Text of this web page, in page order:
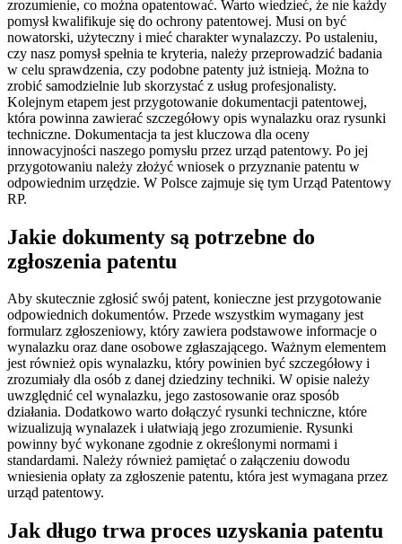
zrozumienie, co można opatentować. Warto wiedzieć, że nie każdy
pomysł kwalifikuje się do ochrony patentowej. Musi on być
nowatorski, użyteczny i mieć charakter wynalazczy. Po ustaleniu,
czy nasz pomysł spełnia te kryteria, należy przeprowadzić badania
w celu sprawdzenia, czy podobne patenty już istnieją. Można to
zrobić samodzielnie lub skorzystać z usług profesjonalisty.
Kolejnym etapem jest przygotowanie dokumentacji patentowej,
która powinna zawierać szczegółowy opis wynalazku oraz rysunki
techniczne. Dokumentacja ta jest kluczowa dla oceny
innowacyjności naszego pomysłu przez urząd patentowy. Po jej
przygotowaniu należy złożyć wniosek o przyznanie patentu w
odpowiednim urzędzie. W Polsce zajmuje się tym Urząd Patentowy
RP.
Jakie dokumenty są potrzebne do
zgłoszenia patentu
Aby skutecznie zgłosić swój patent, konieczne jest przygotowanie
odpowiednich dokumentów. Przede wszystkim wymagany jest
formularz zgłoszeniowy, który zawiera podstawowe informacje o
wynalazku oraz dane osobowe zgłaszającego. Ważnym elementem
jest również opis wynalazku, który powinien być szczegółowy i
zrozumiały dla osób z danej dziedziny techniki. W opisie należy
uwzględnić cel wynalazku, jego zastosowanie oraz sposób
działania. Dodatkowo warto dołączyć rysunki techniczne, które
wizualizują wynalazek i ułatwiają jego zrozumienie. Rysunki
powinny być wykonane zgodnie z określonymi normami i
standardami. Należy również pamiętać o załączeniu dowodu
wniesienia opłaty za zgłoszenie patentu, która jest wymagana przez
urząd patentowy.
Jak długo trwa proces uzyskania patentu